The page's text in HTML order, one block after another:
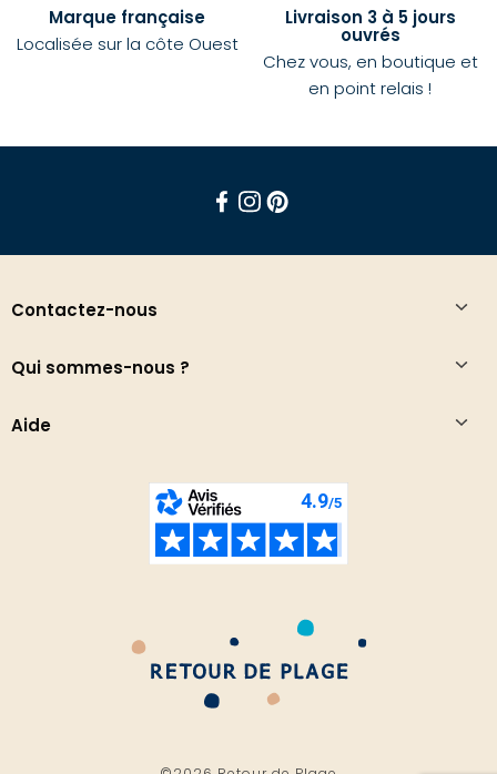
Marque française
Localisée sur la côte Ouest
Livraison 3 à 5 jours
ouvrés
Chez vous, en boutique et
en point relais !
Contactez-nous
Qui sommes-nous ?
Aide